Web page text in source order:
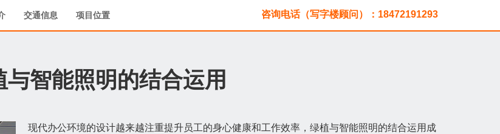
交通信息 项目位置 咨询电话（写字楼顾问）：18472191293
智能照明的结合运用
现代办公环境的设计越来越注重提升员工的身心健康和工作效率，绿植与智能照明的结合运用成